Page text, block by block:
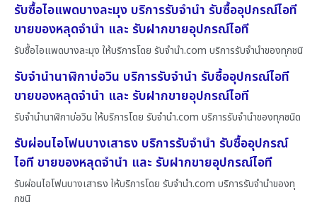
รับซื้อไอแพดบางละมุง บริการรับจำนำ รับซื้ออุปกรณ์ไอที
ขายของหลุดจำนำ และ รับฝากขายอุปกรณ์ไอที
รับซื้อไอแพดบางละมุง ให้บริการโดย รับจํานํา.com บริการรับจำนำของทุกชนิ
รับจำนำนาฬิกาบ่อวิน บริการรับจำนำ รับซื้ออุปกรณ์ไอที
ขายของหลุดจำนำ และ รับฝากขายอุปกรณ์ไอที
รับจำนำนาฬิกาบ่อวิน ให้บริการโดย รับจํานํา.com บริการรับจำนำของทุกชนิด
รับผ่อนไอโฟนบางเสาธง บริการรับจำนำ รับซื้ออุปกรณ์
ไอที ขายของหลุดจำนำ และ รับฝากขายอุปกรณ์ไอที
รับผ่อนไอโฟนบางเสาธง ให้บริการโดย รับจํานํา.com บริการรับจำนำของทุ
กชนิ